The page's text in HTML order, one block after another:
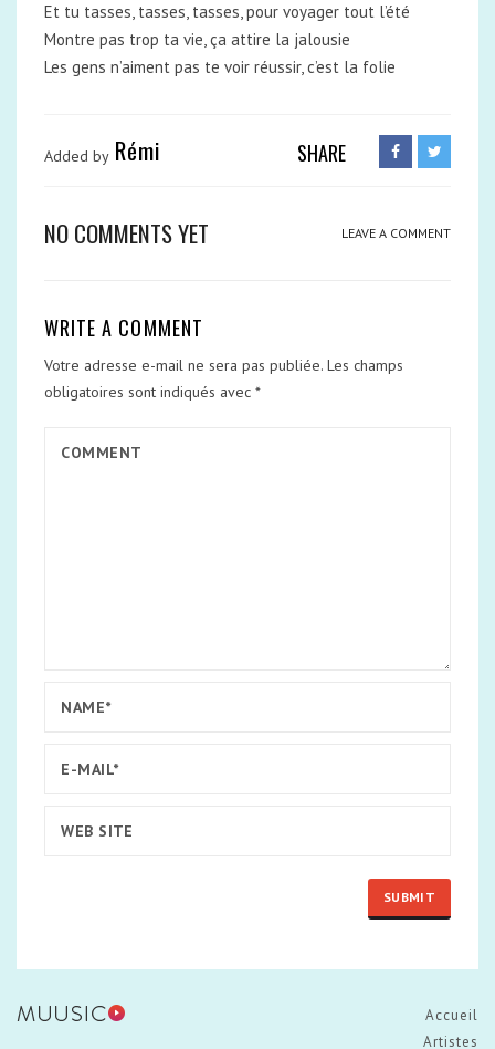
Et tu tasses, tasses, tasses, pour voyager tout l’été
Montre pas trop ta vie, ça attire la jalousie
Les gens n’aiment pas te voir réussir, c’est la folie
Added by Rémi SHARE
NO COMMENTS YET LEAVE A COMMENT
WRITE A COMMENT
Votre adresse e-mail ne sera pas publiée. Les champs
obligatoires sont indiqués avec *
Accueil
Artistes